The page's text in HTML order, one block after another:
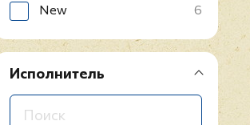
New 6
Исполнитель